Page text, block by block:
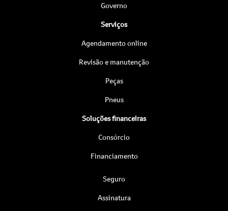
Governo
Serviços
Agendamento online
Revisão e manutenção
Peças
Pneus
Soluções financeiras
Consórcio
Financiamento
Seguro
Assinatura